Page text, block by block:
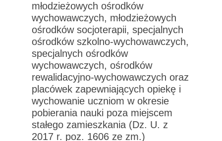
młodzieżowych ośrodków
wychowawczych, młodzieżowych
ośrodków socjoterapii, specjalnych
ośrodków szkolno-wychowawczych,
specjalnych ośrodków
wychowawczych, ośrodków
rewalidacyjno-wychowawczych oraz
placówek zapewniających opiekę i
wychowanie uczniom w okresie
pobierania nauki poza miejscem
stałego zamieszkania (Dz. U. z
2017 r. poz. 1606 ze zm.)